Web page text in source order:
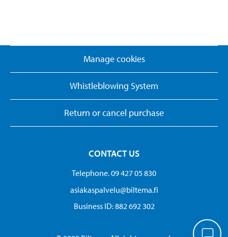
Manage cookies
Whistleblowing System
Return or cancel purchase
CONTACT US
Telephone. 09 427 05 830
asiakaspalvelu@biltema.fi
Business ID:​ 882 692 302